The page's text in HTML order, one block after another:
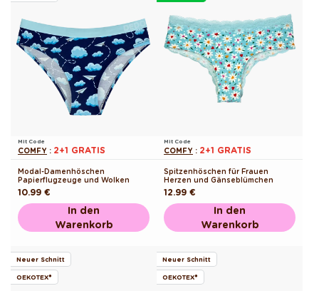
Mit Code
COMFY : 2+1 GRATIS
Modal-Damenhöschen
Papierflugzeuge und Wolken
Normaler
Preis
10.99 €
In den
Warenkorb
Mit Code
COMFY : 2+1 GRATIS
Spitzenhöschen für Frauen
Herzen und Gänseblümchen
Normaler
Preis
12.99 €
In den
Warenkorb
Neuer Schnitt
OEKOTEX®
Neuer Schnitt
OEKOTEX®